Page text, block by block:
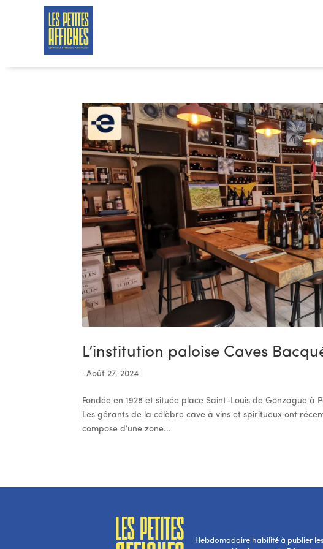
L’institution paloise Caves
|Août 27, 2024
Fondée en 1928 et située place Saint-Louis de Gonzague à
Les gérants de la célèbre cave à vins et spiritueux ont
compose d’une zone...
Hebdomadaire habilité à publier les